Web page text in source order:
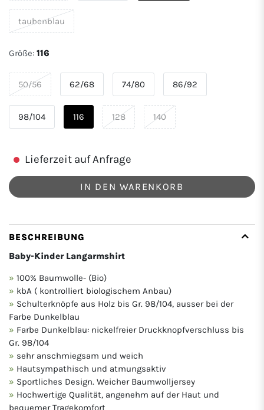
taubenblau
Größe: 116
50/56 62/68 74/80 86/92
98/104 116 128 140
Lieferzeit auf Anfrage
IN DEN WARENKORB
BESCHREIBUNG
Baby-Kinder Langarmshirt
100% Baumwolle- (Bio)
kbA ( kontrolliert biologischem Anbau)
Schulterknöpfe aus Holz bis Gr. 98/104, ausser bei der
Farbe Dunkelblau
Farbe Dunkelblau: nickelfreier Druckknopfverschluss bis
Gr. 98/104
sehr anschmiegsam und weich
Hautsympathisch und atmungsaktiv
Sportliches Design. Weicher Baumwolljersey
Hochwertige Qualität, angenehm auf der Haut und
bequemer Tragekomfort